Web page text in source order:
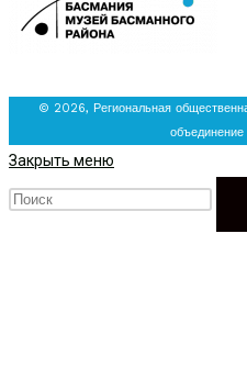
© 2026, Региональная
Закрыть меню